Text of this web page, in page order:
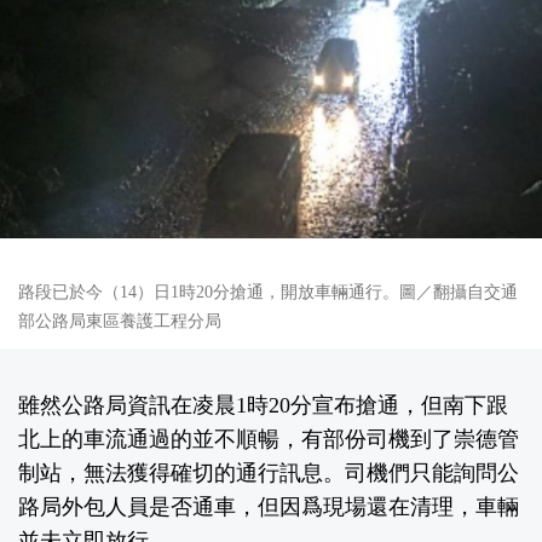
路段已於今（14）日1時20分搶通，開放車輛通行。圖／翻攝自交通
部公路局東區養護工程分局
雖然公路局資訊在凌晨1時20分宣布搶通，但南下跟
北上的車流通過的並不順暢，有部份司機到了崇德管
制站，無法獲得確切的通行訊息。司機們只能詢問公
路局外包人員是否通車，但因爲現場還在清理，車輛